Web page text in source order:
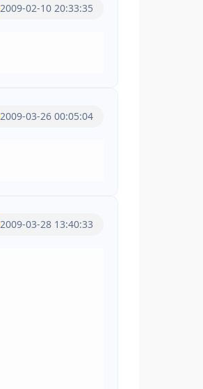
2009-02-10 20:33:35
2009-03-26 00:05:04
2009-03-28 13:40:33